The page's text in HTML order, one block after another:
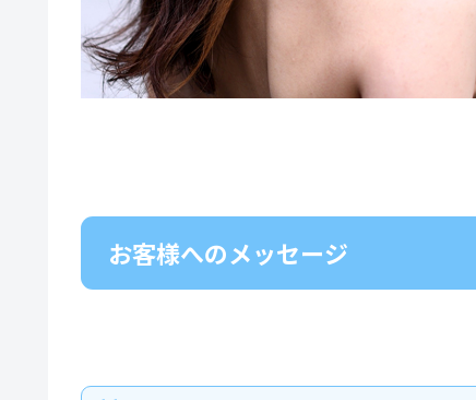
お客様へのメッセージ